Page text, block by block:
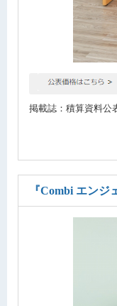
掲載誌：積算資料公
『Combi エンジ